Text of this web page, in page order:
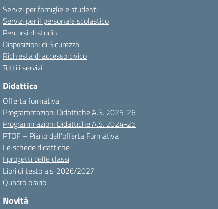
Servizi per famiglie e studenti
Servizi per il personale scolastico
Percorsi di studio
Disposizioni di Sicurezza
Richiesta di accesso civico
Tutti i servizi
Didattica
Offerta formativa
Programmazioni Didattiche A.S. 2025-26
Programmazioni Didattiche A.S. 2024-25
PTOF – Piano dell’offerta Formativa
Le schede didattiche
I progetti delle classi
Libri di testo a.s. 2026/2027
Quadro orario
Novità